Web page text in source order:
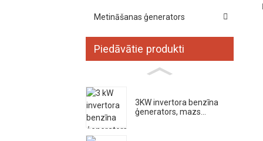
Metināšanas ģenerators
Piedāvātie produkti
3KW invertora benzīna
ģenerators, mazs...